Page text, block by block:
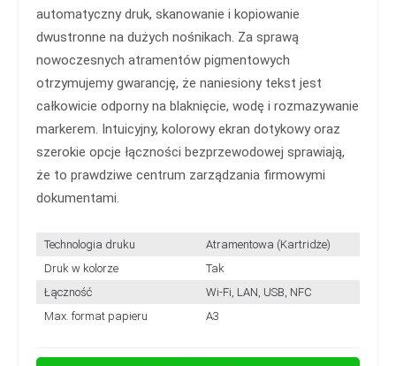
automatyczny druk, skanowanie i kopiowanie
dwustronne na dużych nośnikach. Za sprawą
nowoczesnych atramentów pigmentowych
otrzymujemy gwarancję, że naniesiony tekst jest
całkowicie odporny na blaknięcie, wodę i rozmazywanie
markerem. Intuicyjny, kolorowy ekran dotykowy oraz
szerokie opcje łączności bezprzewodowej sprawiają,
że to prawdziwe centrum zarządzania firmowymi
dokumentami.
Technologia druku
Atramentowa (Kartridże)
Druk w kolorze
Tak
Łączność
Wi-Fi, LAN, USB, NFC
Max. format papieru
A3